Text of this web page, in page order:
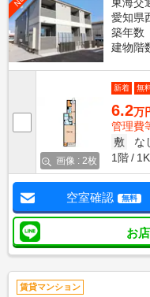
愛知県
築年数
建物階
画像 : 2枚
新着 無
6.2万
管理費
敷
な
1階
1K
空室確認 無料
お
賃貸マンション